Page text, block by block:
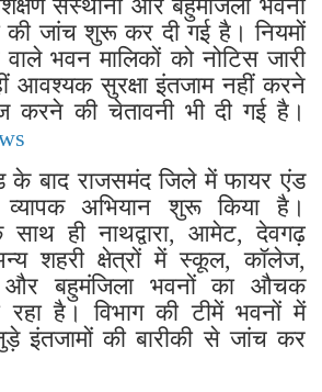
संस्थानों और बहुमंजिला भवनों
की जांच शुरू कर दी गई है। नियमों
भवन मालिकों को नोटिस जारी
आवश्यक सुरक्षा इंतजाम नहीं करने
करने की चेतावनी भी दी गई है।
बाद राजसमंद जिले में फायर एंड
अभियान शुरू किया है।
ही नाथद्वारा, आमेट, देवगढ़
शहरी क्षेत्रों में स्कूल, कॉलेज,
और बहुमंजिला भवनों का औचक
रहा है। विभाग की टीमें भवनों में
इंतजामों की बारीकी से जांच कर